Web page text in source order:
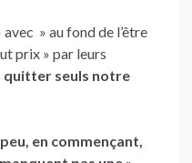
» au fond de l’être
prix » par leurs
quitter seuls notre
en commençant,